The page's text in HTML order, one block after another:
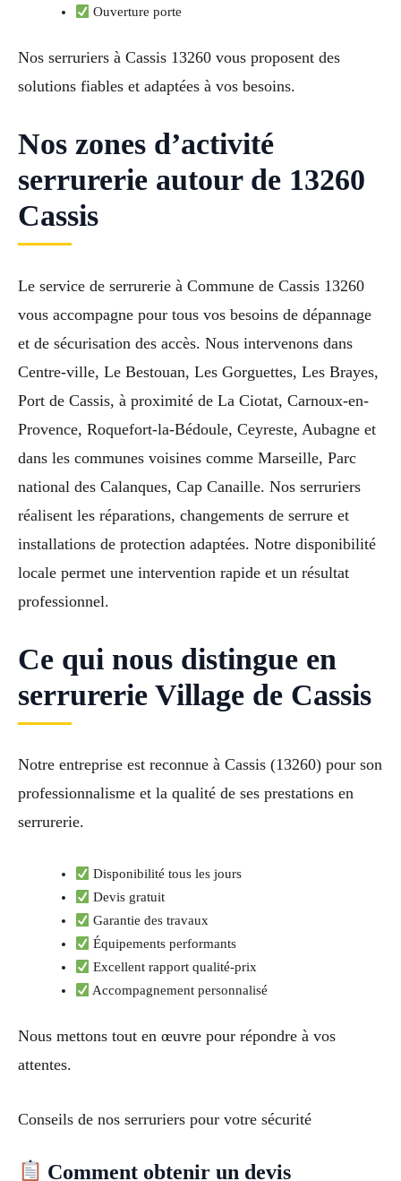
Ouverture porte
Nos serruriers à Cassis 13260 vous proposent des
solutions fiables et adaptées à vos besoins.
Nos zones d’activité
serrurerie autour de 13260
Cassis
Le service de serrurerie à Commune de Cassis 13260
vous accompagne pour tous vos besoins de dépannage
et de sécurisation des accès. Nous intervenons dans
Centre-ville, Le Bestouan, Les Gorguettes, Les Brayes,
Port de Cassis, à proximité de La Ciotat, Carnoux-en-
Provence, Roquefort-la-Bédoule, Ceyreste, Aubagne et
dans les communes voisines comme Marseille, Parc
national des Calanques, Cap Canaille. Nos serruriers
réalisent les réparations, changements de serrure et
installations de protection adaptées. Notre disponibilité
locale permet une intervention rapide et un résultat
professionnel.
Ce qui nous distingue en
serrurerie Village de Cassis
Notre entreprise est reconnue à Cassis (13260) pour son
professionnalisme et la qualité de ses prestations en
serrurerie.
Disponibilité tous les jours
Devis gratuit
Garantie des travaux
Équipements performants
Excellent rapport qualité-prix
Accompagnement personnalisé
Nous mettons tout en œuvre pour répondre à vos
attentes.
Conseils de nos serruriers pour votre sécurité
Comment obtenir un devis